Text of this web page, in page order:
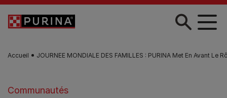
Skip to main content
Accueil JOURNEE MONDIALE DES FAMILLES : PURINA Met En Avant
Communautés